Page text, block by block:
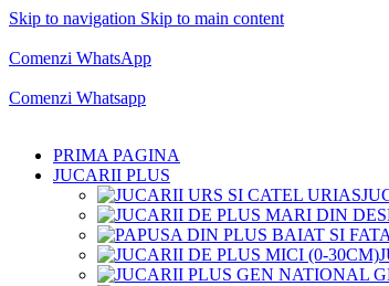
Skip to navigation Skip to main content
Comenzi WhatsApp
Comenzi Whatsapp
PRIMA PAGINA
JUCARII PLUS